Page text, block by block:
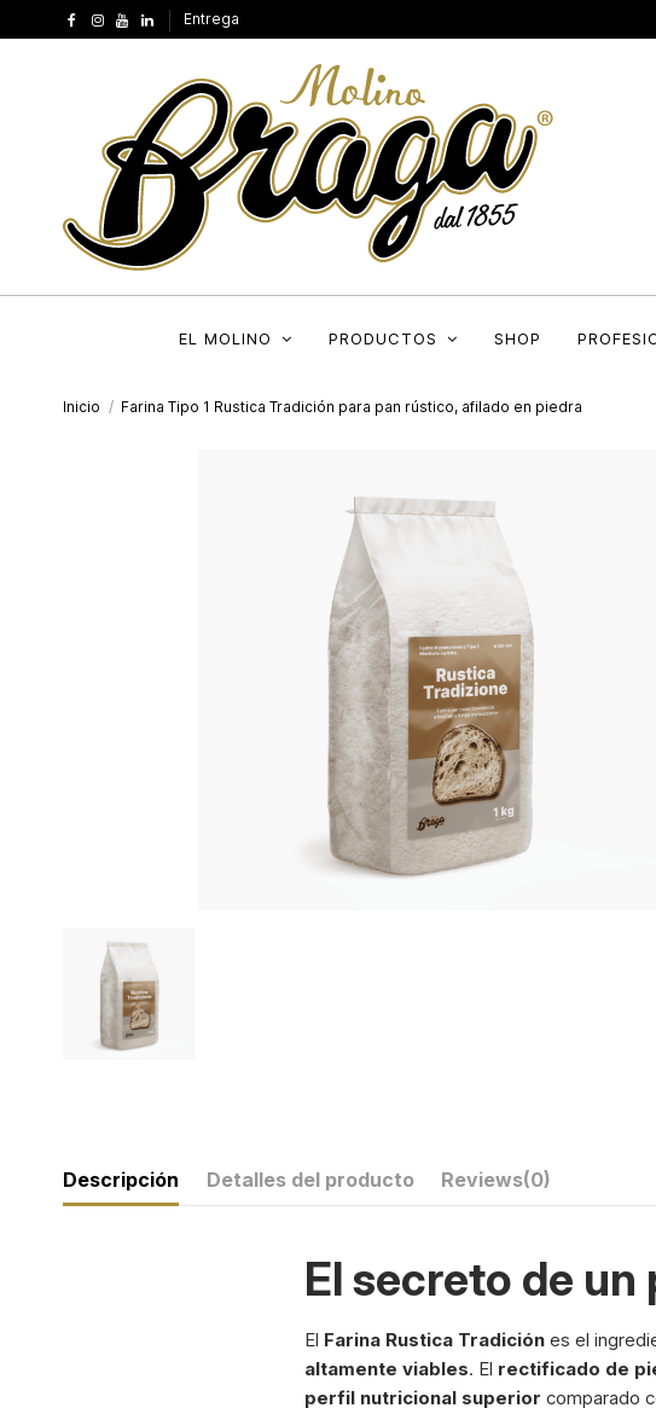
Entrega
EL MOLINO PRODUCTOS SHOP
Inicio Farina Tipo 1 Rustica Tradición para pan rústico, afilado en piedra
Descripción Detalles del producto Reviews(0)
El secreto de
El Farina Rustica Tradición es el
altamente viables. El rectificado de
perfil nutricional superior comparado